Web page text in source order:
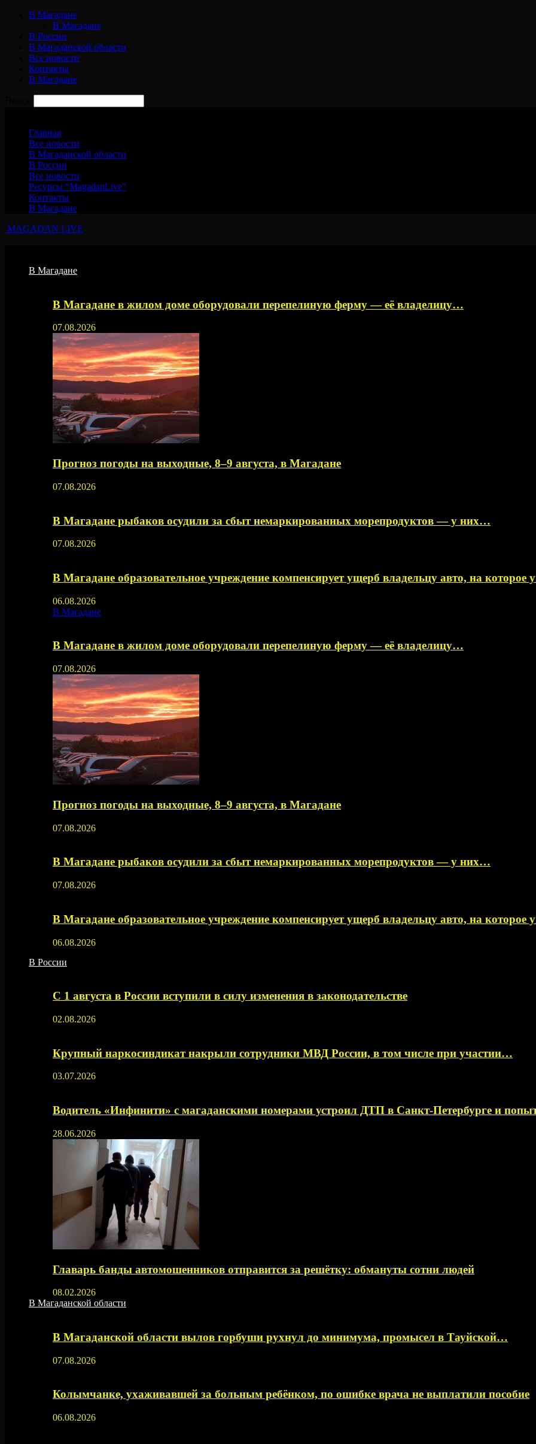
В Магадане
В Магадане
В России
В Магаданской области
Все новости
Контакты
В Магадане
Главная
Все новости
В Магаданской области
В России
Все новости
Ресурсы “MagadanLive”
Контакты
В Магадане
MAGADAN LIVE
В Магадане
В Магадане в жилом доме оборудовали перепелиную ферму — её владелицу…
07.08.2026
Прогноз погоды на выходные, 8–9 августа, в Магадане
07.08.2026
В Магадане рыбаков осудили за сбыт немаркированных морепродуктов — у них…
07.08.2026
В Магадане образовательное учреждение компенсирует ущерб владельцу авто, на которое
06.08.2026
В Магадане
В Магадане в жилом доме оборудовали перепелиную ферму — её владелицу…
07.08.2026
Прогноз погоды на выходные, 8–9 августа, в Магадане
07.08.2026
В Магадане рыбаков осудили за сбыт немаркированных морепродуктов — у них…
07.08.2026
В Магадане образовательное учреждение компенсирует ущерб владельцу авто, на которое
06.08.2026
В России
С 1 августа в России вступили в силу изменения в законодательстве
02.08.2026
Крупный наркосиндикат накрыли сотрудники МВД России, в том числе при участии…
03.07.2026
Водитель «Инфинити» с магаданскими номерами устроил ДТП в Санкт-Петербурге и
28.06.2026
Главарь банды автомошенников отправится за решётку: обмануты сотни людей
08.02.2026
В Магаданской области
В Магаданской области вылов горбуши рухнул до минимума, промысел в Тауйской…
07.08.2026
Колымчанке, ухаживавшей за больным ребёнком, по ошибке врача не выплатили пособие
06.08.2026